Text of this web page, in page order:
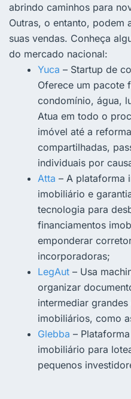
abrindo caminhos para
Outras, o entanto, podem
suas vendas. Conheça
do mercado nacional:
Yuca – Startup de
Oferece um pacote
condomínio, água,
Atua em todo o
imóvel até a
compartilhadas,
individuais por
Atta – A plataforma
imobiliário e
tecnologia para
financiamentos
emponderar
incorporadoras;
LegAut – Usa
organizar
intermediar
imobiliários, como
Glebba –
imobiliário para
pequenos